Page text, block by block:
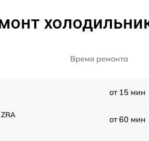
Время ремонта
от 15 мин
от 60 мин